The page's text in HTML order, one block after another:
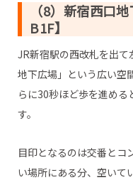
（8）新宿西口
B1F】
JR新宿駅の西改札を出
地下広場」という広い空
らに30秒ほど歩を進める
す。
目印となるのは交番とコ
い場所にある分、空いて